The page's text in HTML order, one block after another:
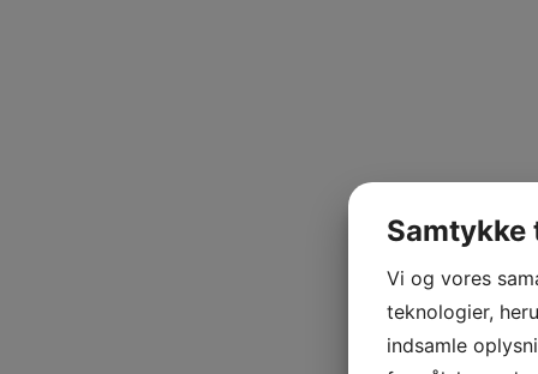
Vi og vores
teknologier,
indsamle